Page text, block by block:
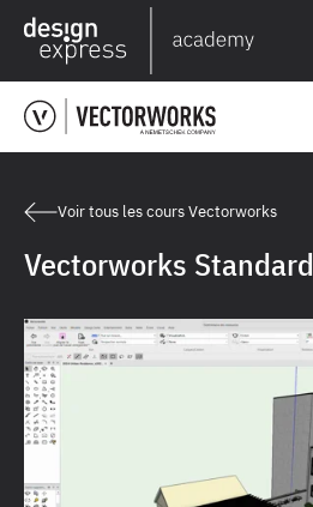
Voir tous les cours Vectorworks
Vectorworks Standard